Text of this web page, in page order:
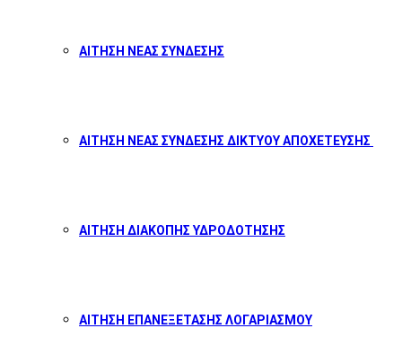
ΑΙΤΗΣΗ ΝΕΑΣ ΣΥΝΔΕΣΗΣ
ΑΙΤΗΣΗ ΝΕΑΣ ΣΥΝΔΕΣΗΣ ΔΙΚΤΥΟΥ ΑΠΟΧΕΤΕΥΣΗΣ
ΑΙΤΗΣΗ ΔΙΑΚΟΠΗΣ ΥΔΡΟΔΟΤΗΣΗΣ
ΑΙΤΗΣΗ ΕΠΑΝΕΞΕΤΑΣΗΣ ΛΟΓΑΡΙΑΣΜΟΥ